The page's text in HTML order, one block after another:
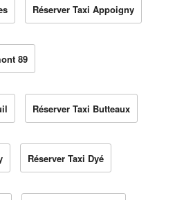
Réserver Taxi Appoigny
89
Réserver Taxi Butteaux
Réserver Taxi Dyé